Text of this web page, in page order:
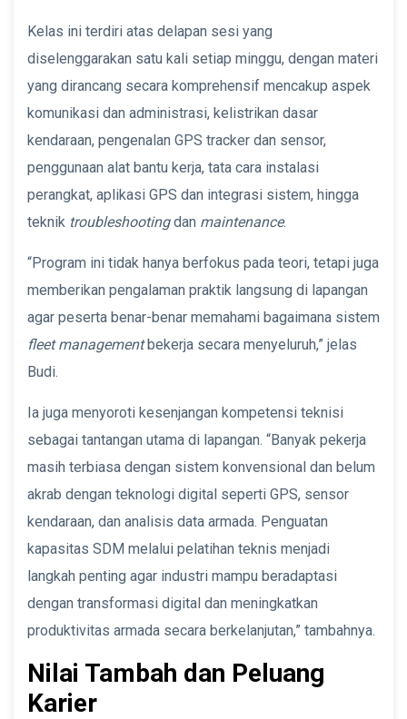
Kelas ini terdiri atas delapan sesi yang
diselenggarakan satu kali setiap minggu, dengan materi
yang dirancang secara komprehensif mencakup aspek
komunikasi dan administrasi, kelistrikan dasar
kendaraan, pengenalan GPS tracker dan sensor,
penggunaan alat bantu kerja, tata cara instalasi
perangkat, aplikasi GPS dan integrasi sistem, hingga
teknik troubleshootingdan maintenance.
“Program ini tidak hanya berfokus pada teori, tetapi juga
memberikan pengalaman praktik langsung di lapangan
agar peserta benar-benar memahami bagaimana sistem
fleet managementbekerja secara menyeluruh,” jelas
Budi.
Ia juga menyoroti kesenjangan kompetensi teknisi
sebagai tantangan utama di lapangan. “Banyak pekerja
masih terbiasa dengan sistem konvensional dan belum
akrab dengan teknologi digital seperti GPS, sensor
kendaraan, dan analisis data armada. Penguatan
kapasitas SDM melalui pelatihan teknis menjadi
langkah penting agar industri mampu beradaptasi
dengan transformasi digital dan meningkatkan
produktivitas armada secara berkelanjutan,” tambahnya.
Nilai Tambah dan Peluang
Karier